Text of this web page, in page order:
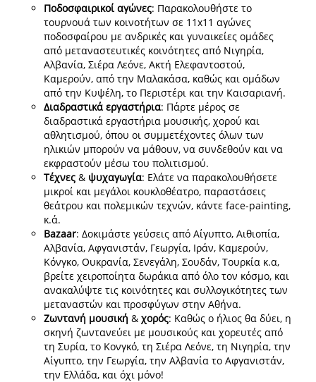
Ποδοσφαιρικοί αγώνες: Παρακολουθήστε το
τουρνουά των κοινοτήτων σε 11x11 αγώνες
ποδοσφαίρου με ανδρικές και γυναικείες ομάδες
από μεταναστευτικές κοινότητες από Νιγηρία,
Αλβανία, Σιέρα Λεόνε, Ακτή Ελεφαντοστού,
Καμερούν, από την Μαλακάσα, καθώς και ομάδων
από την Κυψέλη, το Περιστέρι και την Καισαριανή.
Διαδραστικά εργαστήρια: Πάρτε μέρος σε
διαδραστικά εργαστήρια μουσικής, χορού και
αθλητισμού, όπου οι συμμετέχοντες όλων των
ηλικιών μπορούν να μάθουν, να συνδεθούν και να
εκφραστούν μέσω του πολιτισμού.
Τέχνες& ψυχαγωγία: Ελάτε να παρακολουθήσετε
μικροί και μεγάλοι κουκλοθέατρο, παραστάσεις
θεάτρου και πολεμικών τεχνών, κάντε face-painting,
κ.ά.
Bazaar: Δοκιμάστε γεύσεις από Αίγυπτο, Αιθιοπία,
Αλβανία, Αφγανιστάν, Γεωργία, Ιράν, Καμερούν,
Κόνγκο, Ουκρανία, Σενεγάλη, Σουδάν, Τουρκία κ.α,
βρείτε χειροποίητα δωράκια από όλο τον κόσμο, και
ανακαλύψτε τις κοινότητες και συλλογικότητες των
μεταναστών και προσφύγων στην Αθήνα.
Ζωντανή μουσική & χορός: Καθώς ο ήλιος θα δύει, η
σκηνή ζωντανεύει με μουσικούς και χορευτές από
τη Συρία, το Κονγκό, τη Σιέρα Λεόνε, τη Νιγηρία, την
Αίγυπτο, την Γεωργία, την Αλβανία το Αφγανιστάν,
την Ελλάδα, και όχι μόνο!